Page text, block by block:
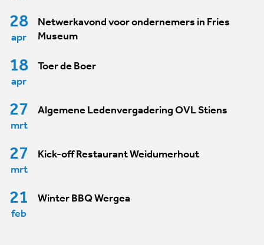
28
apr
Netwerkavond voor ondernemers in Fries
Museum
18
apr
Toer de Boer
27
mrt
Algemene Ledenvergadering OVL Stiens
27
mrt
Kick-off Restaurant Weidumerhout
21
feb
Winter BBQ Wergea